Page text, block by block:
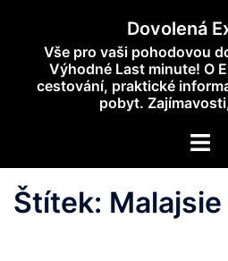
content
Dovolená
Vše pro vaši pohodovou
Výhodné Last minute! O
cestování, praktické
pobyt.
Toggle
Štítek: Malajsie